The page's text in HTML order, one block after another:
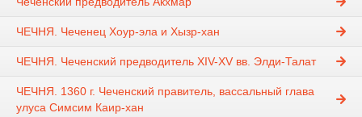
ЧЕЧНЯ. Чеченец Хоур-эла и Хызр-хан
ЧЕЧНЯ. Чеченский предводитель XIV-XV вв. Элди-Талат
ЧЕЧНЯ. 1360 г. Чеченский правитель, вассальный глава
улуса Симсим Каир-хан